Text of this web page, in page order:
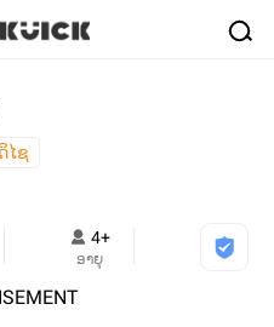
ໄຊ
4+
ອາຍຸ